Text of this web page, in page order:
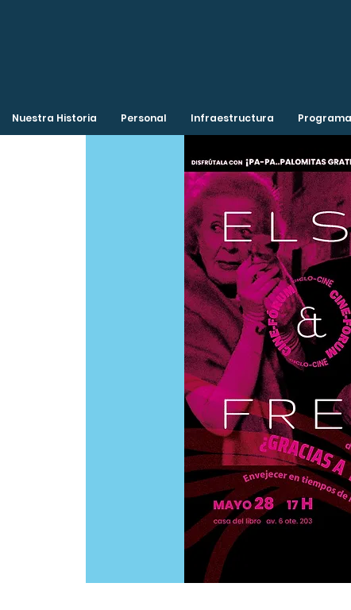
Nuestra Historia Personal Infraestructura